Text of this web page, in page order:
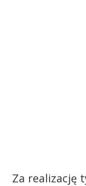
Za realizację